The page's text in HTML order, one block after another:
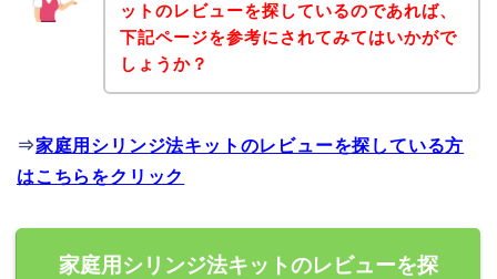
ットのレビューを探しているのであれば、
下記ページを参考にされてみてはいかがで
しょうか？
⇒家庭用シリンジ法キットのレビューを探している方
はこちらをクリック
家庭用シリンジ法キットのレビューを探